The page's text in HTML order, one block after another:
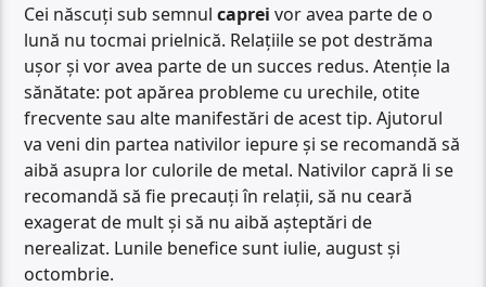
Cei născuți sub semnulcaprei vor avea parte de o
lună nu tocmai prielnică. Relațiile se pot destrăma
ușor și vor avea parte de un succes redus. Atenție la
sănătate: pot apărea probleme cu urechile, otite
frecvente sau alte manifestări de acest tip. Ajutorul
va veni din partea nativilor iepure și se recomandă să
aibă asupra lor culorile de metal. Nativilor capră li se
recomandă să fie precauți în relații, să nu ceară
exagerat de mult și să nu aibă așteptări de
nerealizat. Lunile benefice sunt iulie, august și
octombrie.